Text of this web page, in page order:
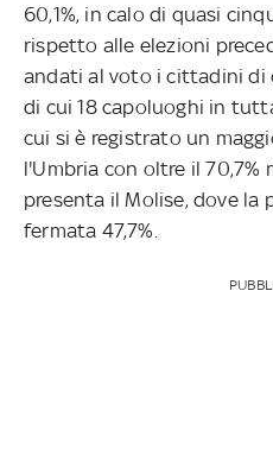
60,1%, in calo di quasi
rispetto alle elezioni
andati al voto i cittadini di
di cui 18 capoluoghi in
cui si è registrato un
l'Umbria con oltre il 70,7%
presenta il Molise, dove la
fermata 47,7%.